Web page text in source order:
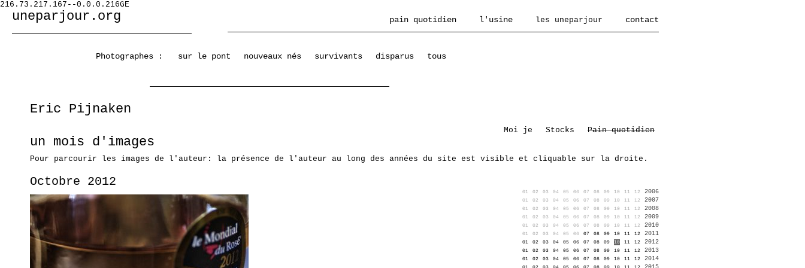
216.73.217.167--0.0.0.216GE
uneparjour.org pain quotidien l'usine les uneparjour contact
Photographes : sur le pont nouveaux nés survivants disparus tous
Eric Pijnaken
Moi je Stocks Pain quotidien
un mois d'images
Pour parcourir les images de l'auteur: la présence de l'auteur au long des années du site est visible et cliquable sur la droite.
01 02 03 04 05 06 07 08 09 10 11 12 2006
01 02 03 04 05 06 07 08 09 10 11 12 2007
01 02 03 04 05 06 07 08 09 10 11 12 2008
01 02 03 04 05 06 07 08 09 10 11 12 2009
01 02 03 04 05 06 07 08 09 10 11 12 2010
01 02 03 04 05 06 07 08 09 10 11 12 2011
01 02 03 04 05 06 07 08 09 10 11 12 2012
01 02 03 04 05 06 07 08 09 10 11 12 2013
01 02 03 04 05 06 07 08 09 10 11 12 2014
Octobre 2012